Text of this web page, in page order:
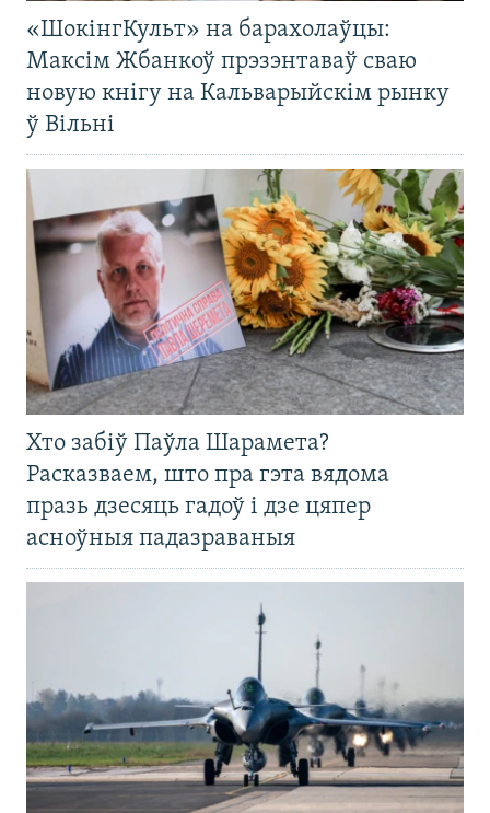
«ШокінгКульт» на барахолаўцы:
Максім Жбанкоў прэзэнтаваў сваю
новую кнігу на Кальварыйскім рынку
ў Вільні
Хто забіў Паўла Шарамета?
Расказваем, што пра гэта вядома
празь дзесяць гадоў і дзе цяпер
асноўныя падазраваныя